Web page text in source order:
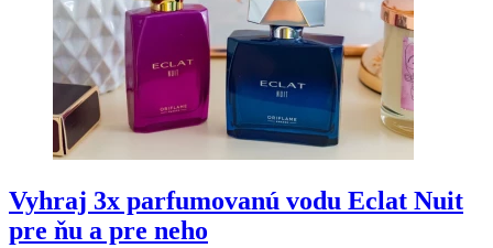
Vyhraj 3x parfumovanú vodu Eclat Nuit
pre ňu a pre neho